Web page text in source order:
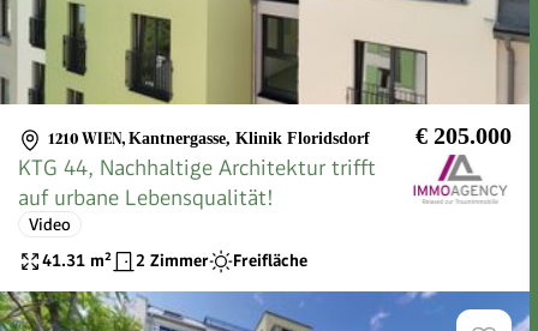
1210 WIEN, Kantnergasse, Klinik Floridsdorf € 205.000
KTG 44, Nachhaltige Architektur trifft
auf urbane Lebensqualität!
Video
41.31 m² 2 Zimmer Freifläche